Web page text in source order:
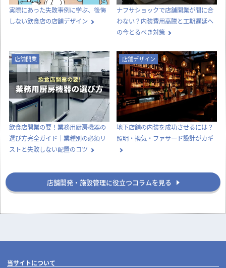
実際にあった失敗事例に学ぶ、後悔
しない飲食店の店舗デザイン
ナフサショックで店舗開業が間に合
わない？内装費用高騰と工期遅延へ
の今とるべき対策
店舗開業
飲食店開業の要！業務用厨房機器の
選び方完全ガイド｜業種別の必須リ
ストと失敗しない配置のコツ
店舗デザイン
地下店舗の内装を成功させるには？
照明・換気・ファサード設計がカギ
店舗開発・施設管理に役立つコラムを見る
当サイトについて